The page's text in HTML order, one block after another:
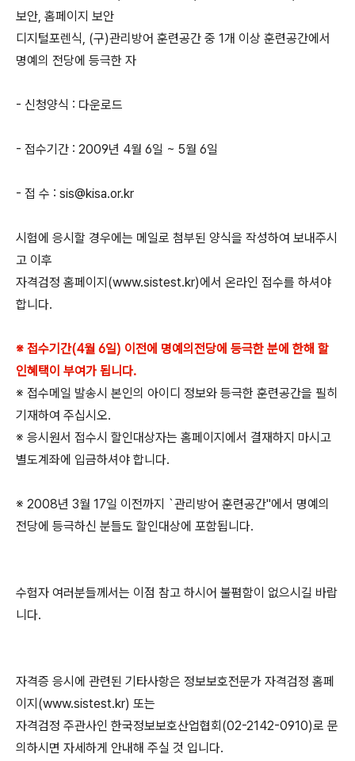
보안, 홈페이지 보안
디지털포렌식, (구)관리방어 훈련공간 중 1개 이상 훈련공간에서
명예의 전당에 등극한 자
- 신청양식 : 다운로드
- 접수기간 : 2009년 4월 6일 ~ 5월 6일
- 접 수 : sis@kisa.or.kr
시험에 응시할 경우에는 메일로 첨부된 양식을 작성하여 보내주시
고 이후
자격검정 홈페이지(www.sistest.kr)에서 온라인 접수를 하셔야
합니다.
※ 접수기간(4월 6일) 이전에 명예의전당에 등극한 분에 한해 할
인혜택이 부여가 됩니다.
※ 접수메일 발송시 본인의 아이디 정보와 등극한 훈련공간을 필히
기재하여 주십시오.
※ 응시원서 접수시 할인대상자는 홈페이지에서 결재하지 마시고
별도계좌에 입금하셔야 합니다.
※ 2008년 3월 17일 이전까지 `관리방어 훈련공간"에서 명예의
전당에 등극하신 분들도 할인대상에 포함됩니다.
수험자 여러분들께서는 이점 참고 하시어 불폄함이 없으시길 바랍
니다.
자격증 응시에 관련된 기타사항은 정보보호전문가 자격검정 홈페
이지(www.sistest.kr) 또는
자격검정 주관사인 한국정보보호산업협회(02-2142-0910)로 문
의하시면 자세하게 안내해 주실 것 입니다.